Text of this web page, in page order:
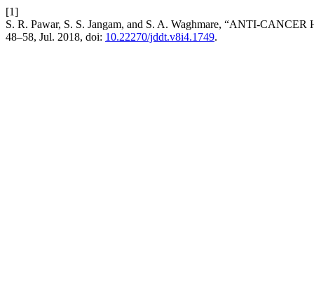
[1]
S. R. Pawar, S. S. Jangam, and S. A. Waghmare, “ANTI-
48–58, Jul. 2018, doi: 10.22270/jddt.v8i4.1749.